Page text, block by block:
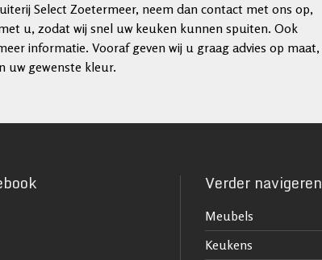
Select Zoetermeer, neem dan contact met ons op,
u, zodat wij snel uw keuken kunnen spuiten. Ook
informatie. Vooraf geven wij u graag advies op maat,
uw gewenste kleur.
Verder navigeren
Meubels
Keukens